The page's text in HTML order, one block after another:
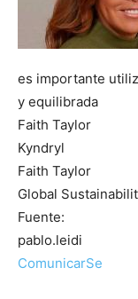
es importante
y equilibrada
Faith Taylor
Kyndryl
Faith Taylor
Global
Fuente:
pablo.leidi
ComunicarSe